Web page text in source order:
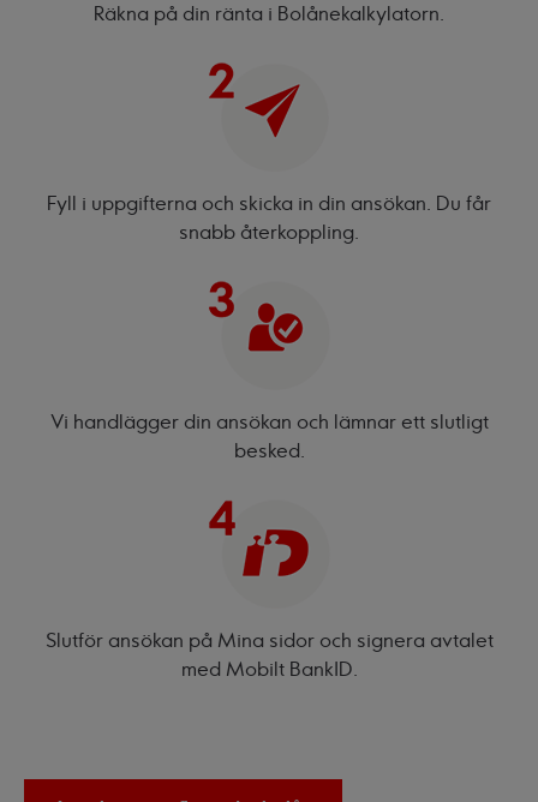
Räkna på din ränta i Bolånekalkylatorn.
Fyll i uppgifterna och skicka in din ansökan. Du får
snabb återkoppling.
Vi handlägger din ansökan och lämnar ett slutligt
besked.
Slutför ansökan på Mina sidoroch signera avtalet
med Mobilt BankID.